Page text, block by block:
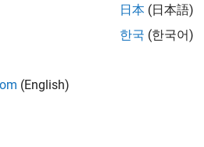
(English)
日本 (日本語)
한국 (한국어)